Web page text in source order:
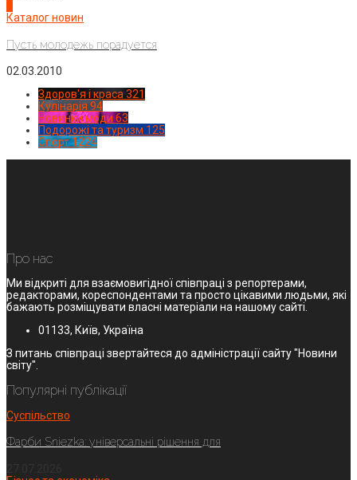
Каталог новин
Пусть молодежь порадуется
02.03.2010
Здоров'я і краса 321
Кулінарія 94
Новинки моди 63
Подорожі та туризм 125
Спорт1224
Про нас
Ми відкриті для взаємовигідної співпраці з репортерами,
редакторами, кореспондентами та просто цікавими людьми, які
бажають розміщувати власні матеріали на нашому сайті.
01133, Київ, Україна
З питань співпраці звертайтеся до адміністрації сайту "Новини
світу".
Популярні публікації
Суспільство
Фарби Sniezka: універсальні рішення для